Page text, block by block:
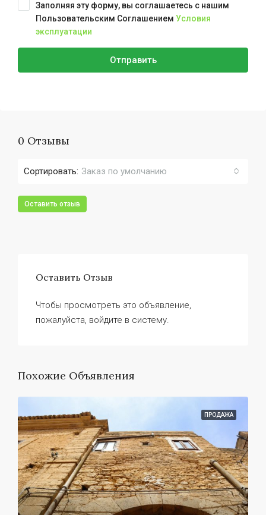
Заполняя эту форму, вы соглашаетесь с нашим
Пользовательским Соглашением Условия
эксплуатации
Отправить
0 Отзывы
Сортировать: Заказ по умолчанию
Оставить отзыв
Оставить Отзыв
Чтобы просмотреть это объявление,
пожалуйста, войдите в систему.
Похожие Объявления
ПРОДАЖА